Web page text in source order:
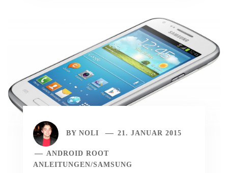
BY NOLI 21. JANUAR 2015
ANDROID ROOT
ANLEITUNGEN/SAMSUNG